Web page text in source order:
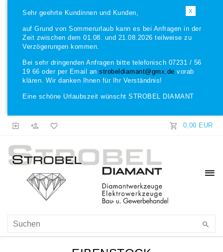
X
Sehr geehrte Kundinnen und Kunden,
auf Grund von Sommerurlaub kann es bei Anfragen in der
Zeit zwischen dem 01.08. und 21.08.2026 teilweise zu
Verzögerungen kommen.
Bei sehr dringenden Anfragen bitte telefonisch 07231 / 56
19 66 oder per Email an strobeldiamant@gmx.de vorab
klären. Wir danken Ihnen für Ihr Verständnis!
Eine schöne Urlaubszeit wünscht STROBEL DIAMANT
0,00 EUR